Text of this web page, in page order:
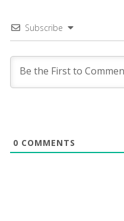
Subscribe
0 COMMENTS